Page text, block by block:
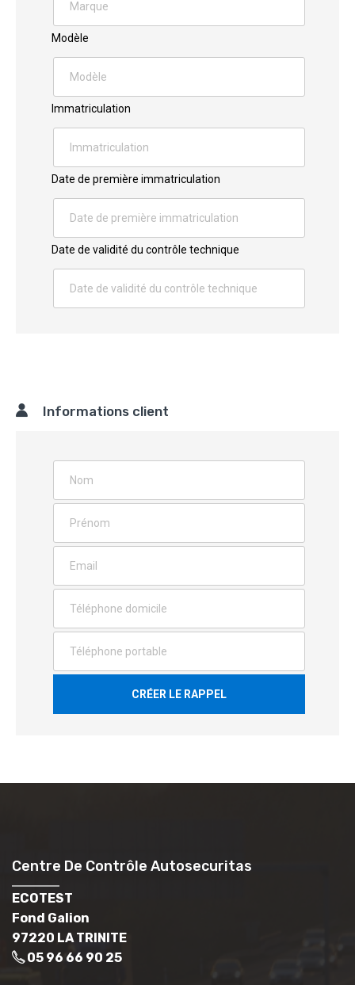
Modèle
Immatriculation
Date de première immatriculation
Date de validité du contrôle technique
Informations client
CRÉER LE RAPPEL
Centre De Contrôle Autosecuritas
ECOTEST
Fond Galion
97220 LA TRINITE
05 96 66 90 25